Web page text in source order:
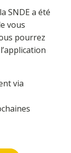
SNDE a été
vous
pourrez
via